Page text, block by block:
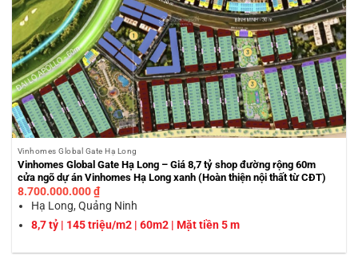
Vinhomes Global Gate Hạ Long
Vinhomes Global Gate Hạ Long – Giá 8,7 tỷ shop đường rộng 60m
cửa ngõ dự án Vinhomes Hạ Long xanh (Hoàn thiện nội thất từ CĐT)
8.700.000.000₫
Hạ Long, Quảng Ninh
8,7 tỷ | 145 triệu/m2 | 60m2 | Mặt tiền 5 m